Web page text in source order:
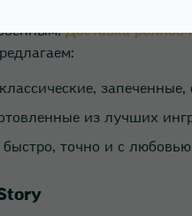
Доставка роллов
из лучших
точно и с